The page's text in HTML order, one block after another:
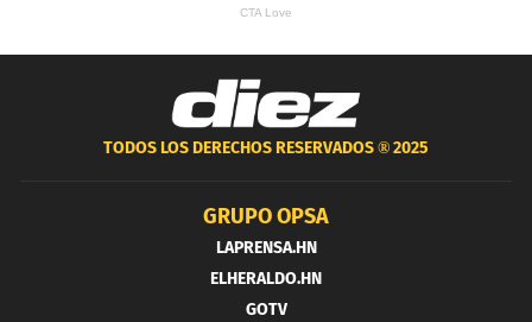
TODOS LOS DERECHOS RESERVADOS ®2025
GRUPO OPSA
LAPRENSA.HN
ELHERALDO.HN
GOTV